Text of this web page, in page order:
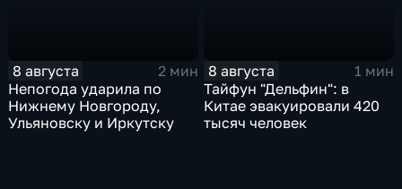
8 августа
2 мин
Непогода ударила по
Нижнему Новгороду,
Ульяновску и Иркутску
8 августа
1 мин
Тайфун "Дельфин": в
Китае эвакуировали 420
тысяч человек